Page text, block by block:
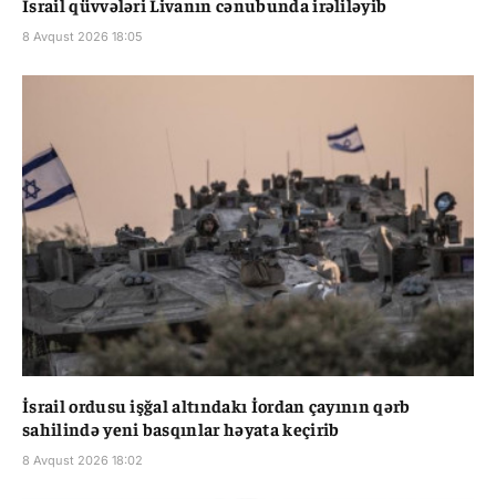
8 Avqust 2026 18:05
İsrail ordusu işğal altındakı İordan çayının qərb
sahilində yeni basqınlar həyata keçirib
8 Avqust 2026 18:02